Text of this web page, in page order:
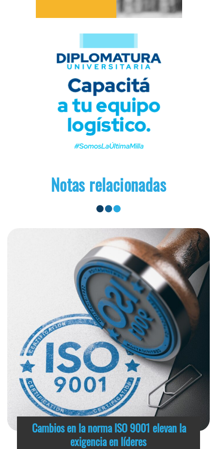
Notas relacionadas
Cambios en la norma ISO 9001 elevan la
exigencia en líderes